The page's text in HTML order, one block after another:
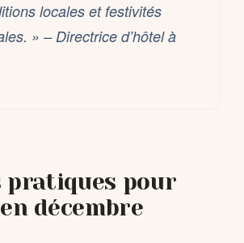
locales et festivités
» – Directrice d’hôtel à
pratiques pour
décembre